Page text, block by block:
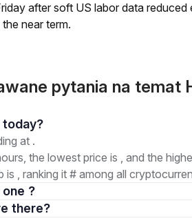
after soft US labor data
near term.
pytania na temat
1. How much is today?
at .
the lowest price is , and the
is , ranking it # among all
one ?
many are there?